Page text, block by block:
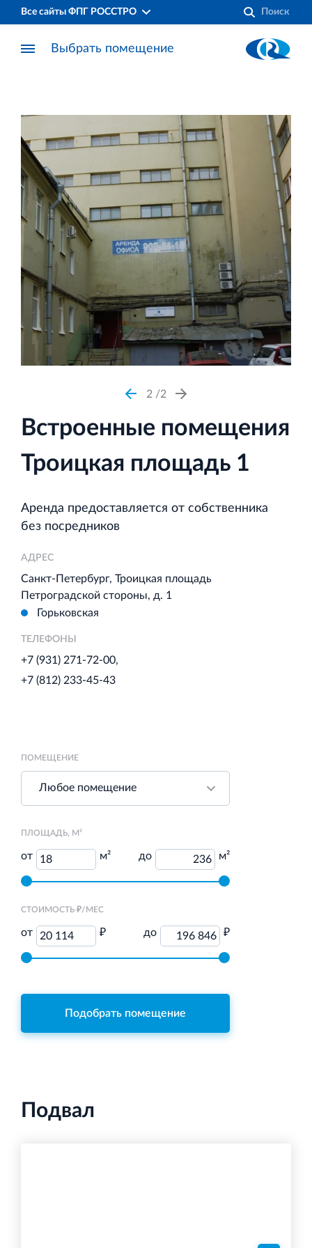
Все сайты ФПГ РОССТРО
Финансово‐промышленная группа РОССТРО
Аренда недвижимости в Санкт‐Петербурге
и Ленинградской области
Строительная система ROSSTRO‐VELOX
Проектный институт по жилищно‐гражданскому
строительству
Испытательный комплекс ПКТИ
Многофункцинальный испытательный комплекс
Торгово-развлекательный центр Вернисаж в
Выбрать помещение
2 2
Встроенные помещения
Троицкая площадь 1
Аренда предоставляется от собственника
без посредников
АДРЕС
Санкт-Петербург, Троицкая площадь
Петроградской стороны, д. 1
Горьковская
ТЕЛЕФОНЫ
+7 (931) 271-72-00
+7 (812) 233-45-43
ПОМЕЩЕНИЕ
ПЛОЩАДЬ, М²
от 18 м² до 236 м²
СТОИМОСТЬ ₽/МЕС
от 20 114 ₽ до 196 846 ₽
Подобрать помещение
Подвал